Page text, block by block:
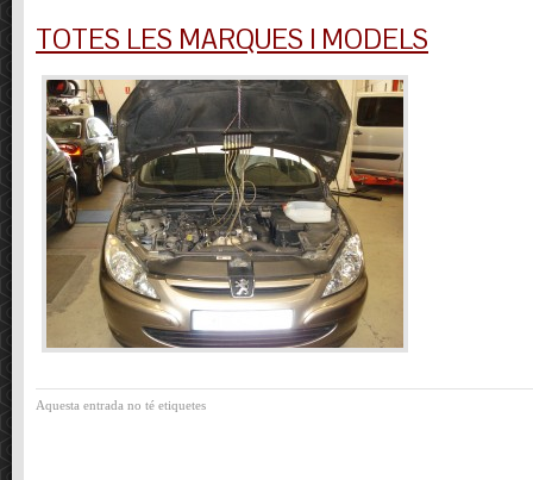
TOTES LES MARQUES I MODELS
Aquesta entrada no té etiquetes